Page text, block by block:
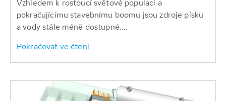
Vzhledem k rostoucí světové populaci a
pokračujícímu stavebnímu boomu jsou zdroje písku
a vody stále méně dostupné....
Pokračovat ve čtení